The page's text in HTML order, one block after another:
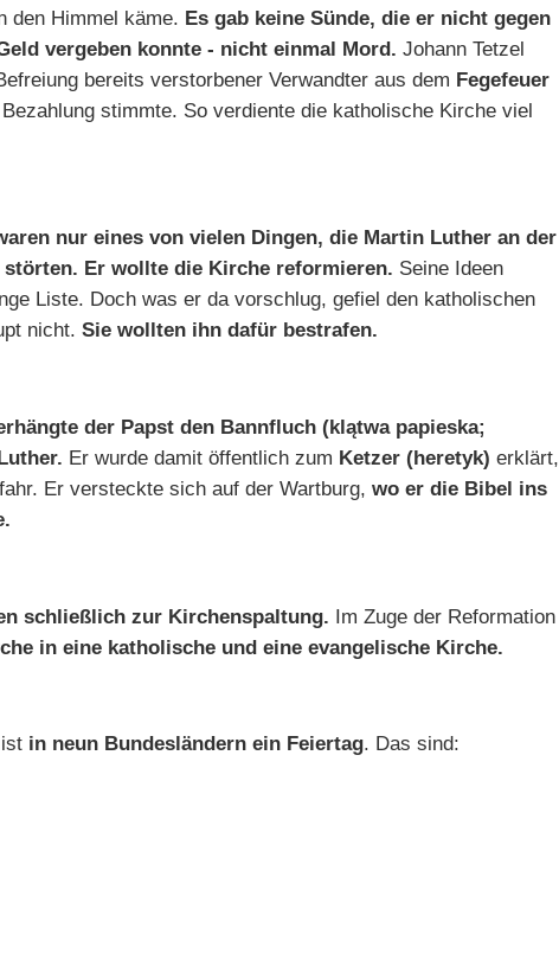
den Himmel käme. Es gab keine Sünde, die er nicht gegen
vergeben konnte - nicht einmal Mord. Johann Tetzel
bereits verstorbener Verwandter aus dem Fegefeuer
stimmte. So verdiente die katholische Kirche viel
nur eines von vielen Dingen, die Martin Luther an der
Er wollte die Kirche reformieren. Seine Ideen
Liste. Doch was er da vorschlug, gefiel den katholischen
nicht. Sie wollten ihn dafür bestrafen.
der Papst den Bannfluch (klątwa papieska;
Er wurde damit öffentlich zum Ketzer (heretyk) erklärt,
Er versteckte sich auf der Wartburg, wo er die Bibel ins
schließlich zur Kirchenspaltung. Im Zuge der Reformation
in eine katholische und eine evangelische Kirche.
in neun Bundesländern ein Feiertag. Das sind: